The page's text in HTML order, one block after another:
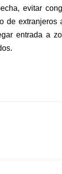
evitar
de extranjeros
entrada a